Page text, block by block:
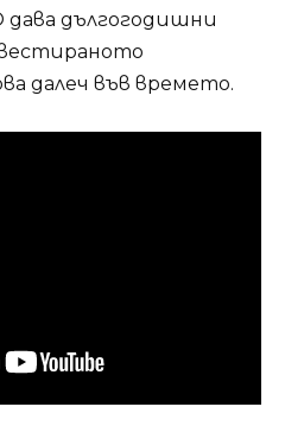
дава дългогодишни
далеч във времето.